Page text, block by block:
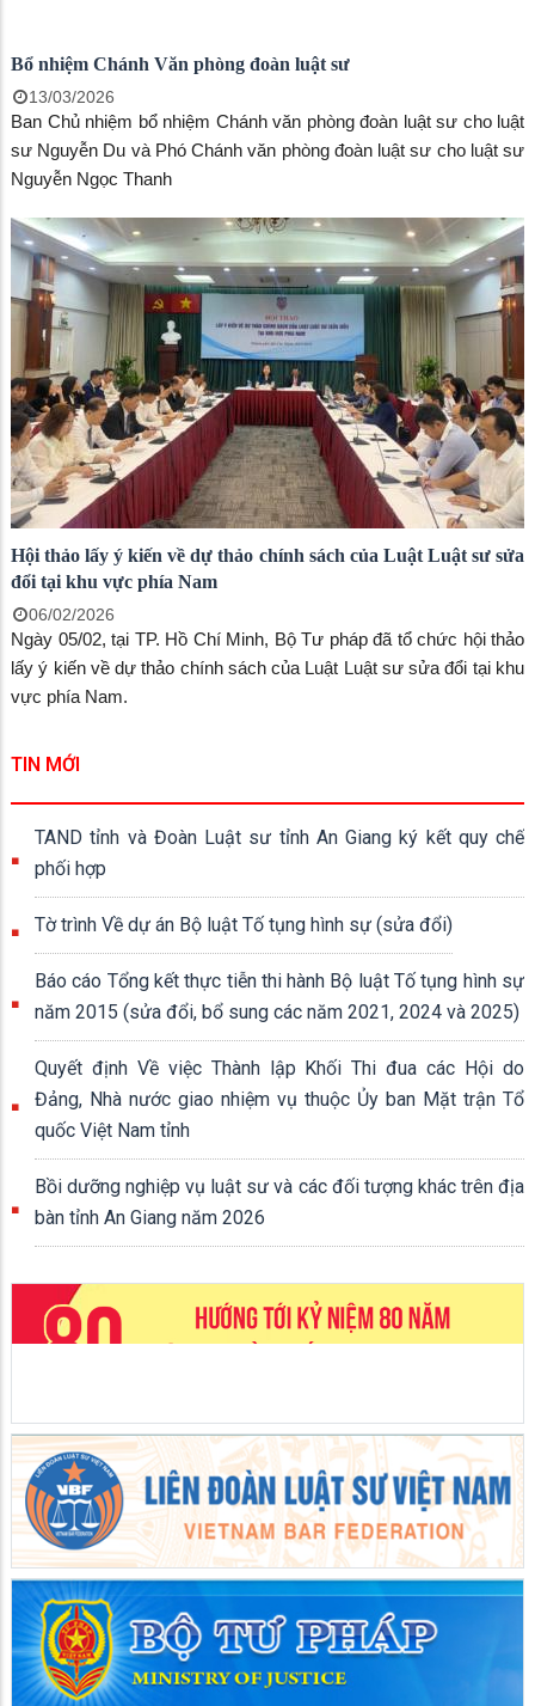
Bổ nhiệm Chánh Văn phòng đoàn luật sư
13/03/2026
Ban Chủ nhiệm bổ nhiệm Chánh văn phòng đoàn luật sư cho luật
sư Nguyễn Du và Phó Chánh văn phòng đoàn luật sư cho luật sư
Nguyễn Ngọc Thanh
Hội thảo lấy ý kiến về dự thảo chính sách của Luật Luật sư sửa
đổi tại khu vực phía Nam
06/02/2026
Ngày 05/02, tại TP. Hồ Chí Minh, Bộ Tư pháp đã tổ chức hội thảo
lấy ý kiến về dự thảo chính sách của Luật Luật sư sửa đổi tại khu
vực phía Nam.
TIN MỚI
TAND tỉnh và Đoàn Luật sư tỉnh An Giang ký kết quy chế
phối hợp
Tờ trình Về dự án Bộ luật Tố tụng hình sự (sửa đổi)
Báo cáo Tổng kết thực tiễn thi hành Bộ luật Tố tụng hình sự
năm 2015 (sửa đổi, bổ sung các năm 2021, 2024 và 2025)
Quyết định Về việc Thành lập Khối Thi đua các Hội do
Đảng, Nhà nước giao nhiệm vụ thuộc Ủy ban Mặt trận Tổ
quốc Việt Nam tỉnh
Bồi dưỡng nghiệp vụ luật sư và các đối tượng khác trên địa
bàn tỉnh An Giang năm 2026